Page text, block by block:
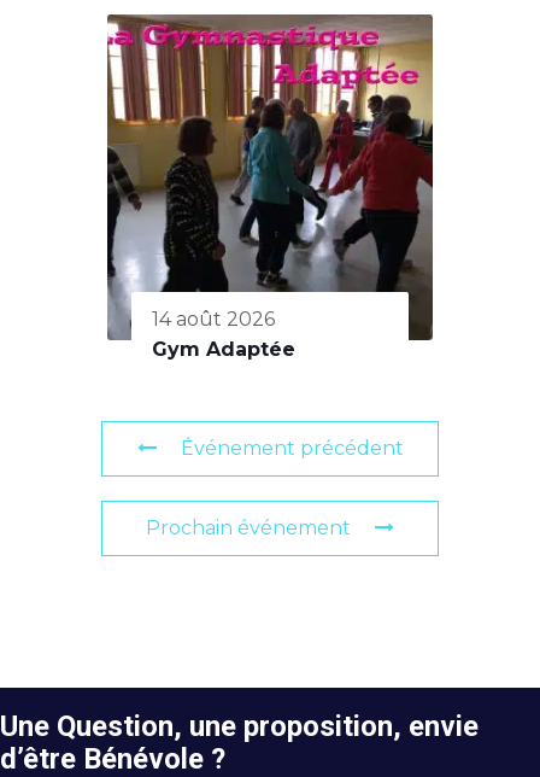
14 août 2026
Gym Adaptée
Événement précédent
Prochain événement
Une Question, une proposition, envie
d’être Bénévole ?